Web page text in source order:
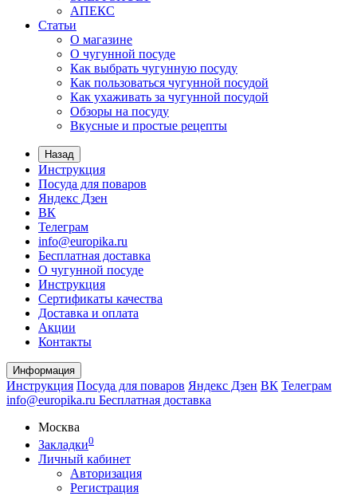
АПЕКС
Статьи
О магазине
О чугунной посуде
Как выбрать чугунную посуду
Как пользоваться чугунной посудой
Как ухаживать за чугунной посудой
Обзоры на посуду
Вкусные и простые рецепты
Назад
Инструкция
Посуда для поваров
Яндекс Дзен
ВК
Телеграм
info@europika.ru
Бесплатная доставка
О чугунной посуде
Инструкция
Сертификаты качества
Доставка и оплата
Акции
Контакты
Информация
Инструкция Посуда для поваров Яндекс Дзен ВК Телеграм
info@europika.ru Бесплатная доставка
Москва
Закладки0
Личный кабинет
Авторизация
Регистрация